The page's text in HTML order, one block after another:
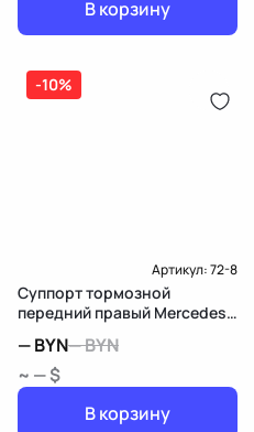
В корзину
-10%
Артикул:72-8
Суппорт тормозной
передний правый Mercedes-
—BYN—BYN
~ — $
В корзину